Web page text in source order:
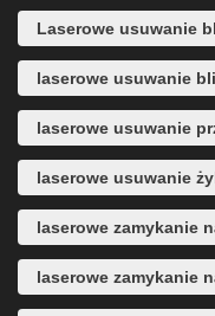
Laserowe usuwanie
laserowe usuwanie
laserowe usuwanie
laserowe usuwanie
laserowe zamykanie
laserowe zamykanie